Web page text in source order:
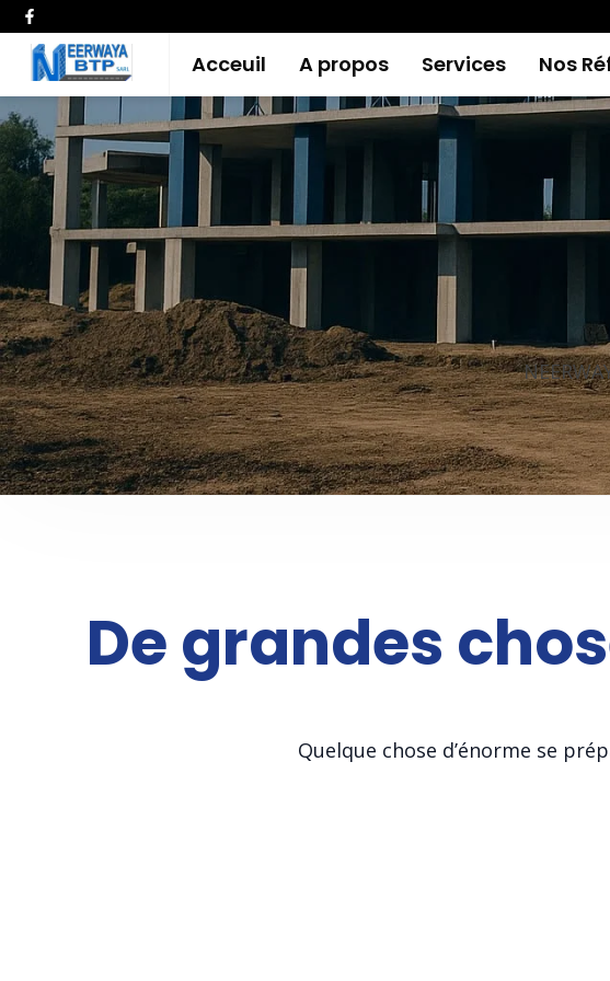
Acceuil A propos Services Nos
De grandes
Quelque chose d’énorme se